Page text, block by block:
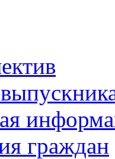
граждан